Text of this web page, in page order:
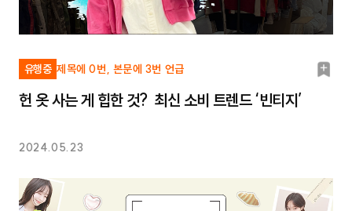
유행중 제목에 0번, 본문에 3번 언급
북
헌 옷 사는 게 힙한 것? 최신 소비 트렌드 ‘빈티지’
2024.05.23